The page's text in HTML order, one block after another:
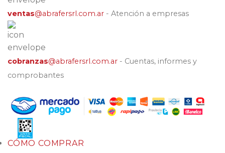
ventas@abrafersrl.com.ar - Atención a empresas
cobranzas@abrafersrl.com.ar - Cuentas, informes y
comprobantes
CÓMO COMPRAR